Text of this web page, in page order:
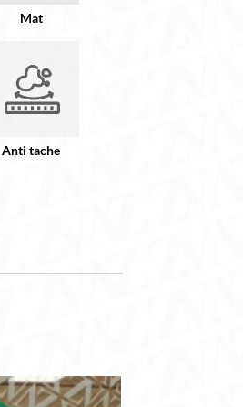
Mat
Anti tache